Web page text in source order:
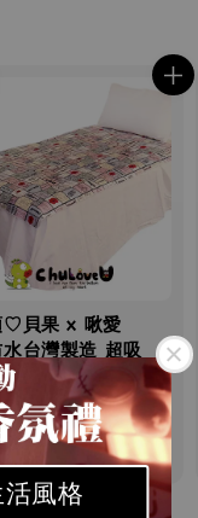
風格
♡貝果 x 啾愛
台灣製造 超吸
透氣超薄速乾防
墊-L號
Regular
price
NT$ 1,480